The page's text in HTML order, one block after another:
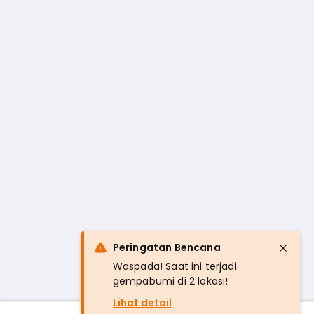
Peringatan Bencana
Waspada! Saat ini terjadi
gempabumi di 2 lokasi!
Lihat detail